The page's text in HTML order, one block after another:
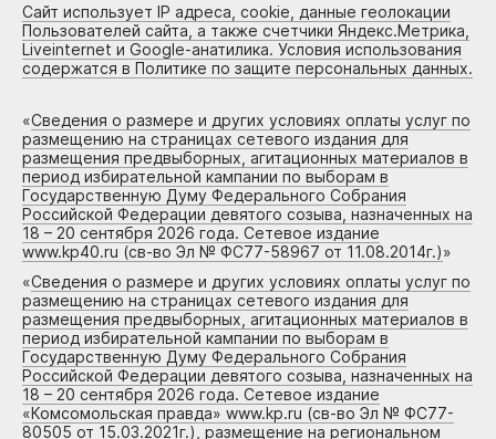
Сайт использует IP адреса, cookie, данные геолокации
Пользователей сайта, а также счетчики Яндекс.Метрика,
Liveinternet и Google-анатилика. Условия использования
содержатся в Политике по защите персональных данных.
«Сведения о размере и других условиях оплаты услуг по
размещению на страницах сетевого издания для
размещения предвыборных, агитационных материалов в
период избирательной кампании по выборам в
Государственную Думу Федерального Собрания
Российской Федерации девятого созыва, назначенных на
18 – 20 сентября 2026 года. Сетевое издание
www.kp40.ru (св-во Эл № ФС77-58967 от 11.08.2014г.)»
«Сведения о размере и других условиях оплаты услуг по
размещению на страницах сетевого издания для
размещения предвыборных, агитационных материалов в
период избирательной кампании по выборам в
Государственную Думу Федерального Собрания
Российской Федерации девятого созыва, назначенных на
18 – 20 сентября 2026 года. Сетевое издание
«Комсомольская правда» www.kp.ru (св-во Эл № ФС77-
80505 от 15.03.2021г.), размещение на региональном